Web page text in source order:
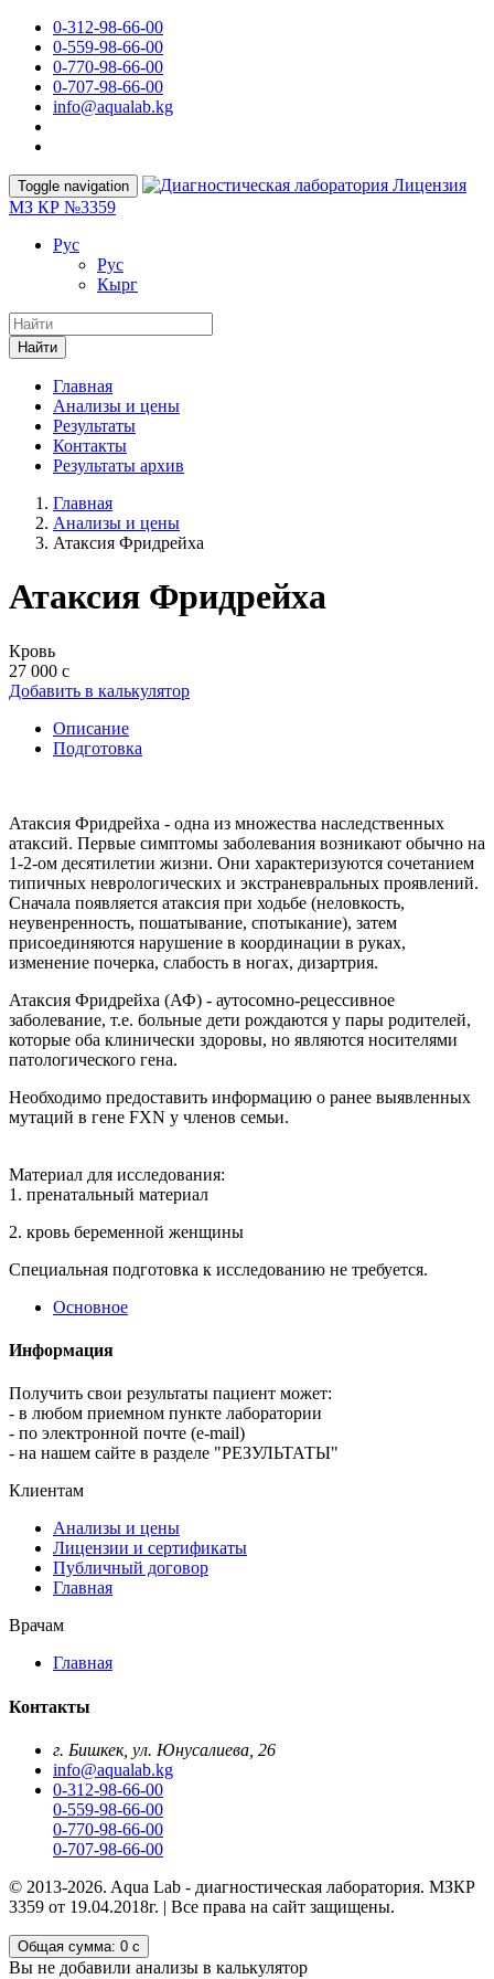
0-312-98-66-00
0-559-98-66-00
0-770-98-66-00
0-707-98-66-00
info@aqualab.kg
Toggle navigation
Лицензия
МЗ КР №3359
Руc
Руc
Кырг
Найти
Главная
Анализы и цены
Результаты
Контакты
Результаты архив
Главная
Анализы и цены
Атаксия Фридрейха
Атаксия Фридрейха
Кровь
27 000 с
Добавить в калькулятор
Описание
Подготовка
Атаксия Фридрейха - одна из множества наследственных
атаксий. Первые симптомы заболевания возникают обычно на
1-2-ом десятилетии жизни. Они характеризуются сочетанием
типичных неврологических и экстраневральных проявлений.
Сначала появляется атаксия при ходьбе (неловкость,
неувенренность, пошатывание, спотыкание), затем
присоединяются нарушение в координации в руках,
изменение почерка, слабость в ногах, дизартрия.
Атаксия Фридрейха (АФ) - аутосомно-рецессивное
заболевание, т.е. больные дети рождаются у пары родителей,
которые оба клинически здоровы, но являются носителями
патологического гена.
Необходимо предоставить информацию о ранее выявленных
мутаций в гене FXN у членов семьи.
Материал для исследования:
1. пренатальный материал
2. кровь беременной женщины
Специальная подготовка к исследованию не требуется.
Основное
Информация
Получить свои результаты пациент может:
- в любом приемном пункте лаборатории
- по электронной почте (e-mail)
- на нашем сайте в разделе "РЕЗУЛЬТАТЫ"
Клиентам
Анализы и цены
Лицензии и сертификаты
Публичный договор
Главная
Врачам
Главная
Контакты
г. Бишкек, ул. Юнусалиева, 26
info@aqualab.kg
0-312-98-66-00
0-559-98-66-00
0-770-98-66-00
0-707-98-66-00
© 2013-2026. Aqua Lab - диагностическая лаборатория. МЗКР
3359 от 19.04.2018г. | Все права на сайт защищены.
Общая сумма: 0 с
Вы не добавили анализы в калькулятор